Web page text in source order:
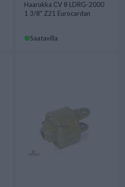
Haarukka CV 8 LDRG-2000
1 3/8" Z21 Eurocardan
Saatavilla